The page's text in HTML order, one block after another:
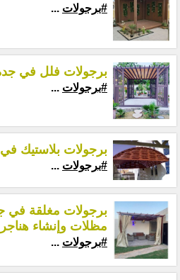
#برجولات ...
برجولات فلل في
#برجولات ...
برجولات بلاستيك
#برجولات ...
برجولات مغلقة في
مظلات وإنشاء هناجر
#برجولات ...